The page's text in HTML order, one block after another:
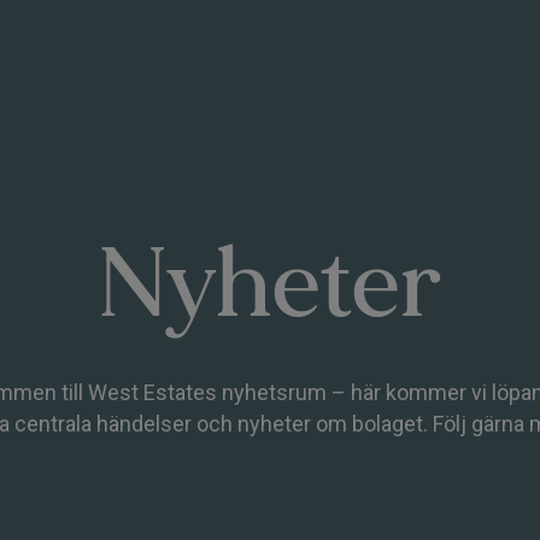
Nyheter
till West Estates nyhetsrum – här kommer vi
centrala händelser och nyheter om bolaget. Följ gärna